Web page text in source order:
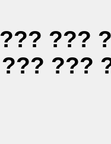
??? ???
??? ???